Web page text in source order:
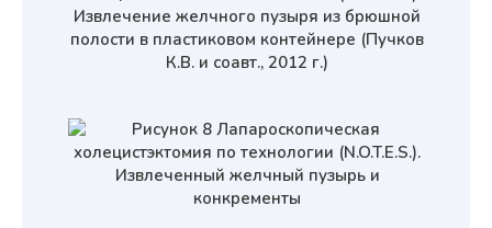
Извлечение желчного пузыря из брюшной
полости в пластиковом контейнере (Пучков
К.В. и соавт., 2012 г.)